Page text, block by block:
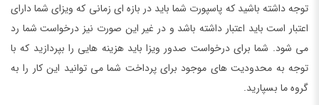
توجه داشته باشید که پاسپورت شما باید در بازه ای زمانی که ویزای شما دارای
اعتبار است باید اعتبار داشته باشد و در غیر این صورت نیز درخواست شما رد
می شود. شما برای درخواست صدور ویزا باید هزینه هایی را بپردازید که با
توجه به محدودیت های موجود برای پرداخت شما می توانید این کار را به
گروه ما بسپارید.